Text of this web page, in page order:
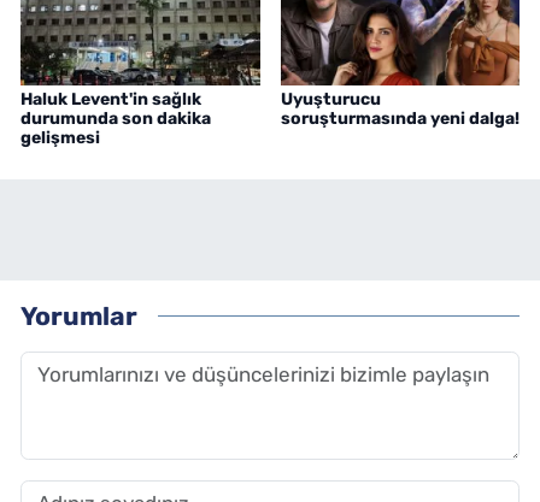
Haluk Levent'in sağlık
durumunda son dakika
gelişmesi
Uyuşturucu
soruşturmasında yeni dalga!
Yorumlar